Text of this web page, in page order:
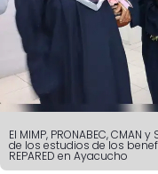
El MIMP, PRONABEC,
de los estudios de los
REPARED en Ayacucho